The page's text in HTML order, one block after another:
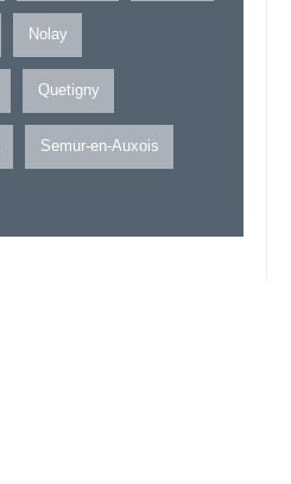
Nolay
Quetigny
Semur-en-Auxois